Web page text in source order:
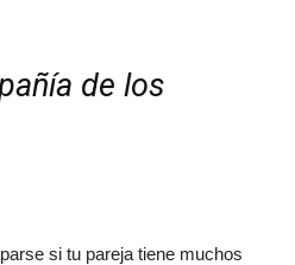
de los
si tu pareja tiene muchos